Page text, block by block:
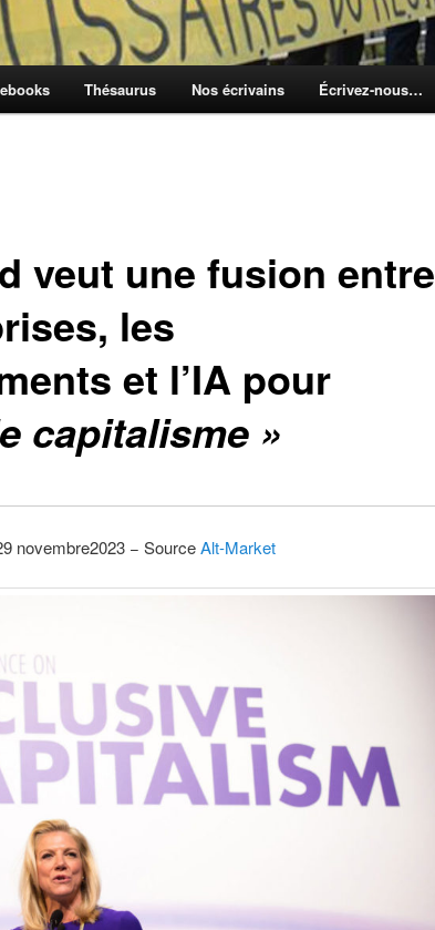
Thésaurus Nos écrivains Écrivez-nous…
veut une fusion entre
les
et l’IA pour
capitalisme »
novembre2023 − SourceAlt-Market